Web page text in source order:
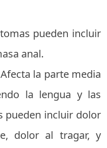
pueden incluir
anal.
Afecta la parte media
la lengua y las
pueden incluir dolor
dolor al tragar, y